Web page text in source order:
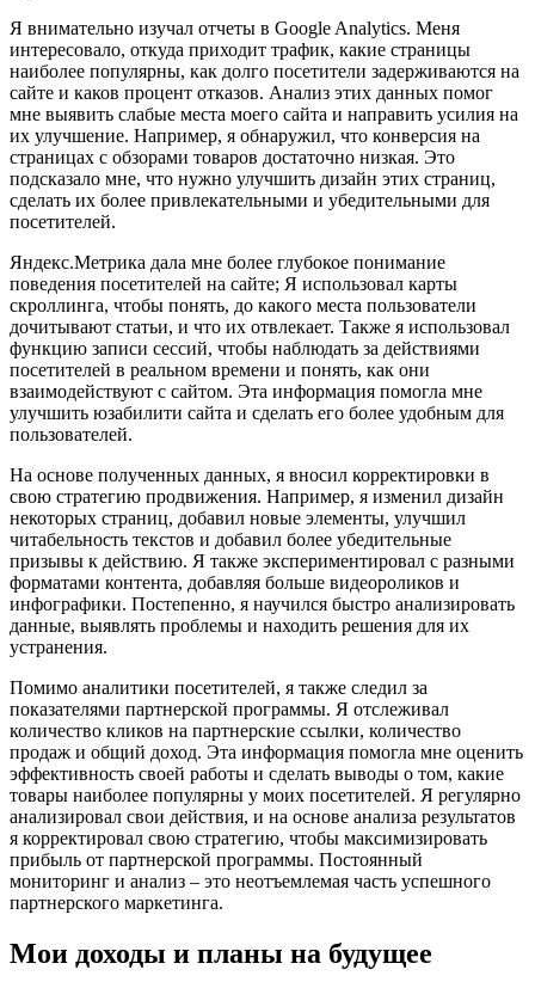
Я внимательно изучал отчеты в Google Analytics. Меня
интересовало, откуда приходит трафик, какие страницы
наиболее популярны, как долго посетители задерживаются на
сайте и каков процент отказов. Анализ этих данных помог
мне выявить слабые места моего сайта и направить усилия на
их улучшение. Например, я обнаружил, что конверсия на
страницах с обзорами товаров достаточно низкая. Это
подсказало мне, что нужно улучшить дизайн этих страниц,
сделать их более привлекательными и убедительными для
посетителей.
Яндекс.Метрика дала мне более глубокое понимание
поведения посетителей на сайте; Я использовал карты
скроллинга, чтобы понять, до какого места пользователи
дочитывают статьи, и что их отвлекает. Также я использовал
функцию записи сессий, чтобы наблюдать за действиями
посетителей в реальном времени и понять, как они
взаимодействуют с сайтом. Эта информация помогла мне
улучшить юзабилити сайта и сделать его более удобным для
пользователей.
На основе полученных данных, я вносил корректировки в
свою стратегию продвижения. Например, я изменил дизайн
некоторых страниц, добавил новые элементы, улучшил
читабельность текстов и добавил более убедительные
призывы к действию. Я также экспериментировал с разными
форматами контента, добавляя больше видеороликов и
инфографики. Постепенно, я научился быстро анализировать
данные, выявлять проблемы и находить решения для их
устранения.
Помимо аналитики посетителей, я также следил за
показателями партнерской программы. Я отслеживал
количество кликов на партнерские ссылки, количество
продаж и общий доход. Эта информация помогла мне оценить
эффективность своей работы и сделать выводы о том, какие
товары наиболее популярны у моих посетителей. Я регулярно
анализировал свои действия, и на основе анализа результатов
я корректировал свою стратегию, чтобы максимизировать
прибыль от партнерской программы. Постоянный
мониторинг и анализ – это неотъемлемая часть успешного
партнерского маркетинга.
Мои доходы и планы на будущее